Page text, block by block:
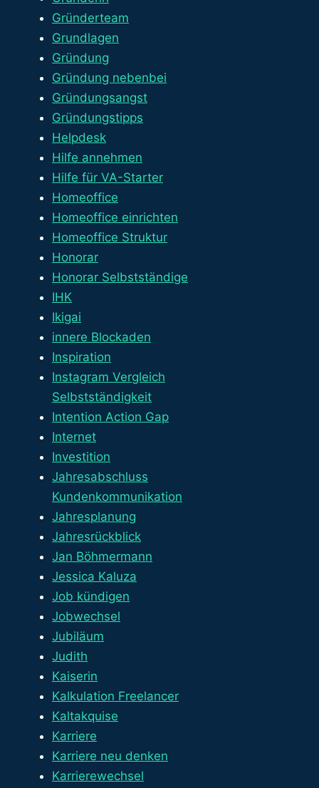
Gründerteam
Grundlagen
Gründung
Gründung nebenbei
Gründungsangst
Gründungstipps
Helpdesk
Hilfe annehmen
Hilfe für VA-Starter
Homeoffice
Homeoffice einrichten
Homeoffice Struktur
Honorar
Honorar Selbstständige
IHK
Ikigai
innere Blockaden
Inspiration
Instagram Vergleich
Selbstständigkeit
Intention Action Gap
Internet
Investition
Jahresabschluss
Kundenkommunikation
Jahresplanung
Jahresrückblick
Jan Böhmermann
Jessica Kaluza
Job kündigen
Jobwechsel
Jubiläum
Judith
Kaiserin
Kalkulation Freelancer
Kaltakquise
Karriere
Karriere neu denken
Karrierewechsel